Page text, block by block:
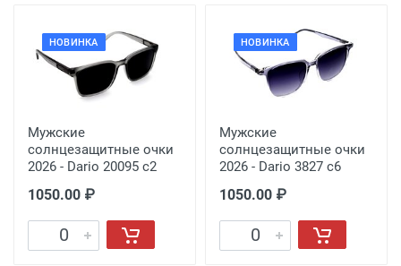
НОВИНКА
Мужские
солнцезащитные очки
2026 - Dario 20095 с2
1050.00 ₽
НОВИНКА
Мужские
солнцезащитные очки
2026 - Dario 3827 с6
1050.00 ₽